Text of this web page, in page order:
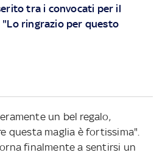
tra i convocati per il
"Lo ringrazio per questo
un bel regalo,
questa maglia è fortissima".
finalmente a sentirsi un